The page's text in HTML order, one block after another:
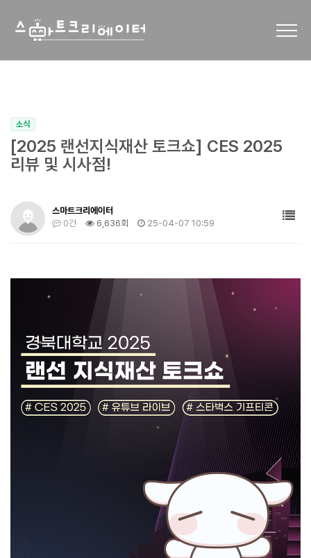
소식
[2025 랜선지식재산 토크쇼] CES 2025
리뷰 및 시사점!
스마트크리에이터
0건
6,636회 25-04-07 10:59